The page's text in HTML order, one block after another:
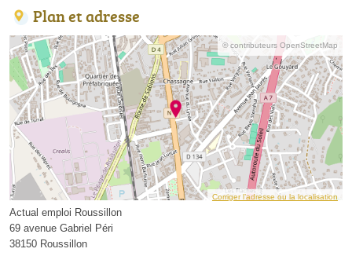
Plan et adresse
© contributeurs OpenStreetMap
Corriger l’adresse ou la localisation
Actual emploi Roussillon
69 avenue Gabriel Péri
38150 Roussillon